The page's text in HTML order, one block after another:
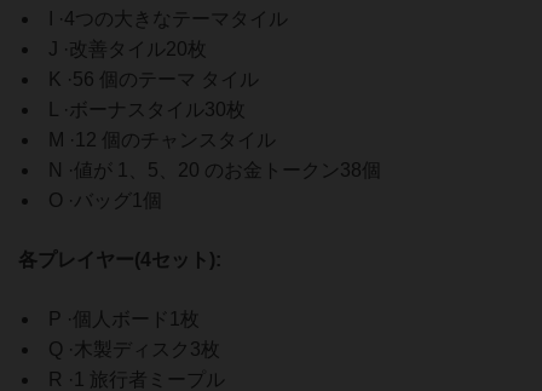
I ·4つの大きなテーマタイル
J ·改善タイル20枚
K ·56 個のテーマ タイル
L ·ボーナスタイル30枚
M ·12 個のチャンスタイル
N ·値が 1、5、20 のお金トークン38個
O ·バッグ1個
各プレイヤー(4セット):
P ·個人ボード1枚
Q ·木製ディスク3枚
R ·1 旅行者ミープル